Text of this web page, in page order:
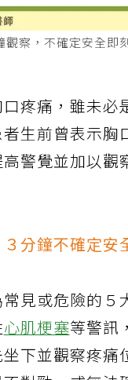
察，不確定安全即
疼痛，雖未
生前曾表示
警覺並加以
分鐘不確定安
見或危險的５
心肌梗塞等警訊
下並觀察疼痛